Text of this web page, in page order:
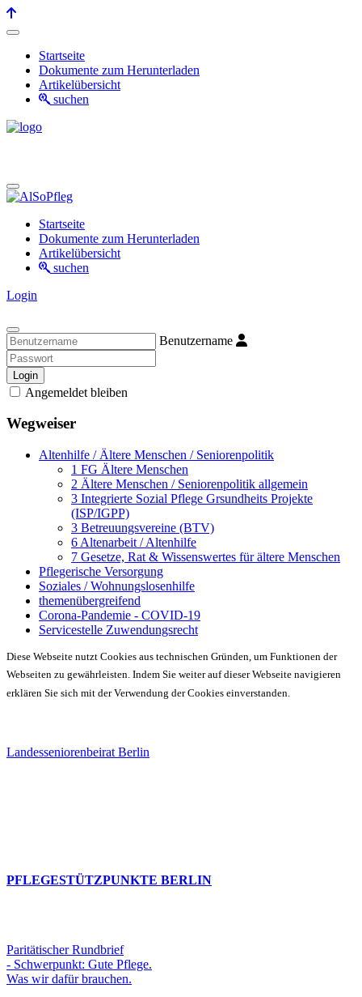
Startseite
Dokumente zum Herunterladen
Artikelübersicht
suchen
Startseite
Dokumente zum Herunterladen
Artikelübersicht
suchen
Login
Benutzername
Login
Angemeldet bleiben
Wegweiser
Altenhilfe / Ältere Menschen / Seniorenpolitik
1 FG Ältere Menschen
2 Ältere Menschen / Seniorenpolitik allgemein
3 Integrierte Sozial Pflege Grsundheits Projekte
(ISP/IGPP)
3 Betreuungsvereine (BTV)
6 Altenarbeit / Altenhilfe
7 Gesetze, Rat & Wissenswertes für ältere Menschen
Pflegerische Versorgung
Soziales / Wohnungslosenhilfe
themenübergreifend
Corona-Pandemie - COVID-19
Servicestelle Zuwendungsrecht
Diese Webseite nutzt Cookies aus technischen Gründen, um Funktionen der
Webseiten zu gewährleisten. Indem Sie weiter auf dieser Webseite navigieren
erklären Sie sich mit der Verwendung der Cookies einverstanden.
Landesseniorenbeirat Berlin
PFLEGESTÜTZPUNKTE BERLIN
Paritätischer Rundbrief
- Schwerpunkt: Gute Pflege.
Was wir dafür brauchen.